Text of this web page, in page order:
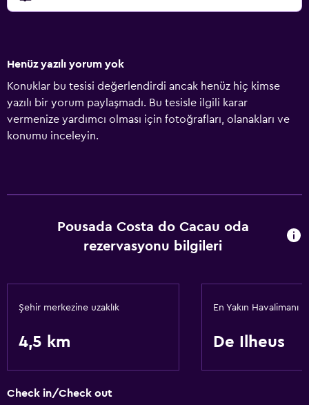
Henüz yazılı yorum yok
Konuklar bu tesisi değerlendirdi ancak henüz hiç kimse
yazılı bir yorum paylaşmadı. Bu tesisle ilgili karar
vermenize yardımcı olması için fotoğrafları, olanakları ve
konumu inceleyin.
Pousada Costa do Cacau oda
rezervasyonu bilgileri
Şehir merkezine uzaklık
4,5 km
En Yakın Havalimanı
De Ilheus
Check in/Check out